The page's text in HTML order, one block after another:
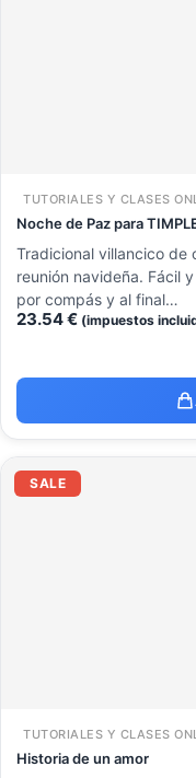
TUTORIALES Y CLASES
Noche de Paz para
Tradicional villancico de
reunión navideña. Fácil
por compás y al final…
23.54€ (impuestos
SALE
TUTORIALES Y CLASES
Historia de un amor